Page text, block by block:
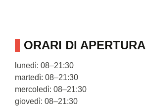
ORARI DI APERTURA
lunedì: 08–21:30
martedì: 08–21:30
mercoledì: 08–21:30
giovedì: 08–21:30